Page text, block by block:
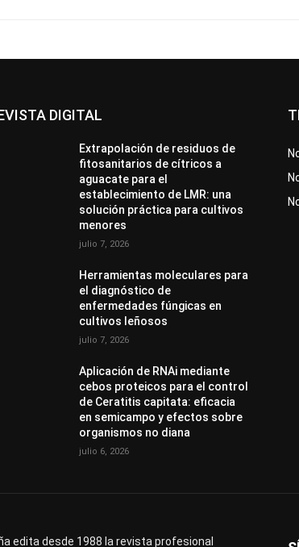
DIGITAL
Extrapolación de residuos de
fitosanitarios de cítricos a
aguacate para el
establecimiento de LMR: una
solución práctica para cultivos
menores
julio 7, 2026
Herramientas moleculares para
el diagnóstico de
enfermedades fúngicas en
cultivos leñosos
julio 7, 2026
Aplicación de RNAi mediante
cebos proteicos para el control
de Ceratitis capitata: eficacia
en semicampo y efectos sobre
organismos no diana
julio 6, 2026
edita desde 1988 la revista profesional